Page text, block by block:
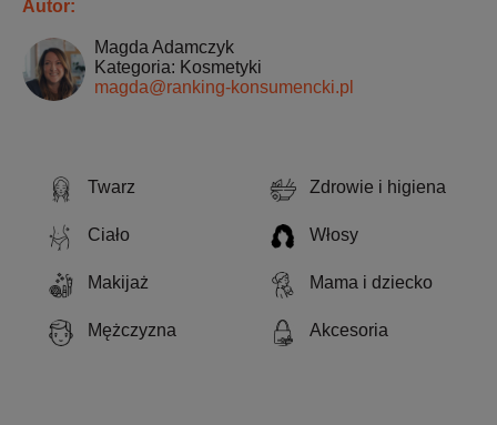
Twarz Zdrowie i higiena
Ciało Włosy
Makijaż Mama i dziecko
Mężczyzna Akcesoria
Autor:
Magda Adamczyk
Kategoria: Kosmetyki
magda@ranking-konsumencki.pl